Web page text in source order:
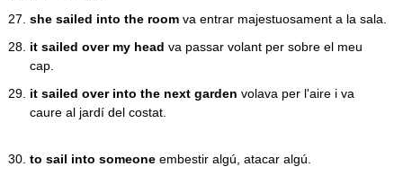
she sailed into the room va entrar majestuosament a la sala.
it sailed over my head va passar volant per sobre el meu
cap.
it sailed over into the next garden volava per l'aire i va
caure al jardí del costat.
to sail into someone embestir algú, atacar algú.